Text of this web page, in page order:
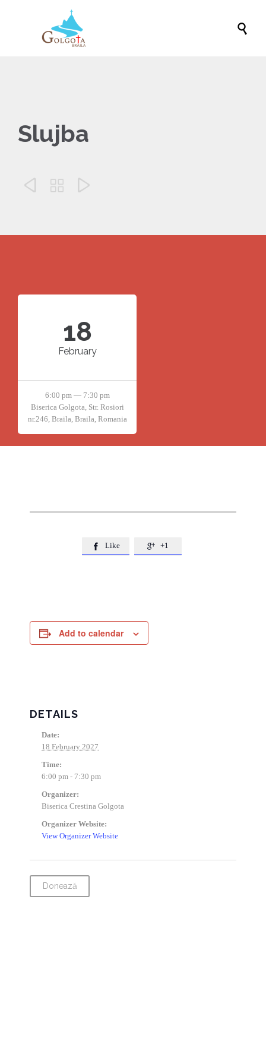

Slujba
  
18
February
6:00 pm — 7:30 pm
Biserica Golgota, Str. Rosiori
nr.246, Braila, Braila, Romania
 Like  +1
Add to calendar
DETAILS
Date:
18 February 2027
Time:
6:00 pm - 7:30 pm
Organizer:
Biserica Crestina Golgota
Organizer Website:
View Organizer Website
Donează